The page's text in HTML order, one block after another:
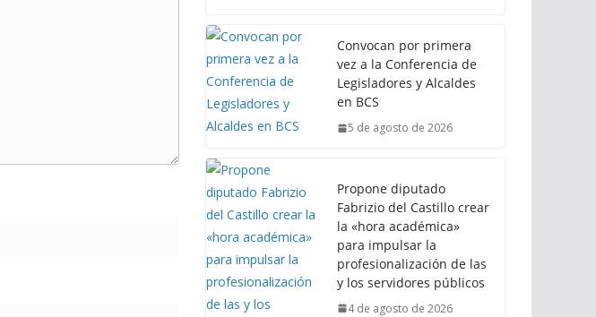
Convocan por primera
vez a la Conferencia de
Legisladores y Alcaldes
en BCS
5 de agosto de 2026
Propone diputado
Fabrizio del Castillo crear
la «hora académica»
para impulsar la
profesionalización de las
y los servidores públicos
4 de agosto de 2026